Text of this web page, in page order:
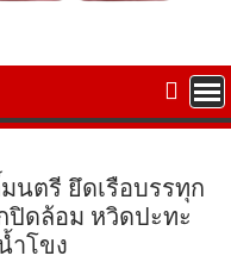
นตรี ยึดเรือบรรทุก
ปิดล้อม หวิดปะทะ
ำโขง